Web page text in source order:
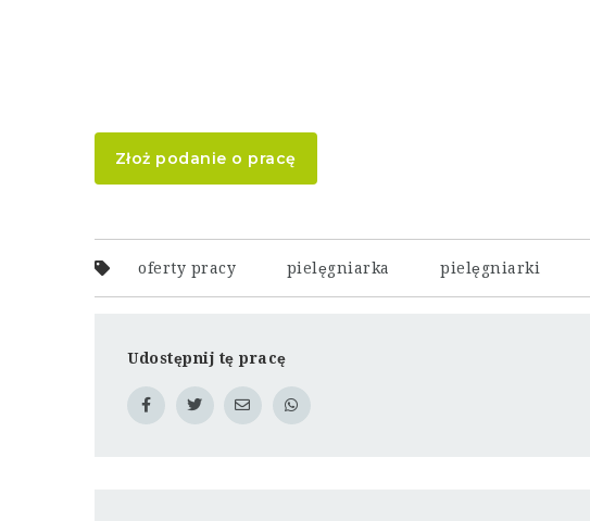
Złoż podanie o pracę
oferty pracy pielęgniarka pielęgniarki
Udostępnij tę pracę